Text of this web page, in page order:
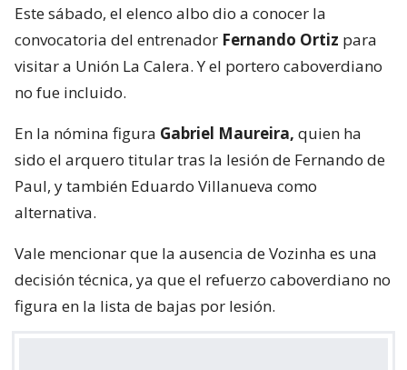
Este sábado, el elenco albo dio a conocer la
convocatoria del entrenador Fernando Ortiz para
visitar a Unión La Calera. Y el portero caboverdiano
no fue incluido.
En la nómina figura Gabriel Maureira, quien ha
sido el arquero titular tras la lesión de Fernando de
Paul, y también Eduardo Villanueva como
alternativa.
Vale mencionar que la ausencia de Vozinha es una
decisión técnica, ya que el refuerzo caboverdiano no
figura en la lista de bajas por lesión.